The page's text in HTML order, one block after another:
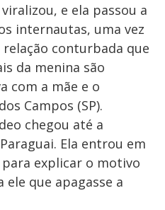
e ela passou a
internautas, uma vez
conturbada que
da menina são
com a mãe e o
Campos (SP).
chegou até a
Ela entrou em
explicar o motivo
que apagasse a